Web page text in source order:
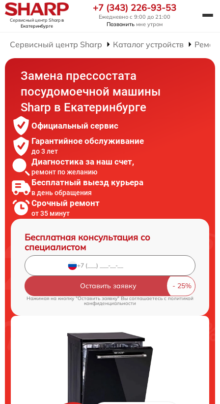
Сервисный центр Sharpв
Екатеринбурге
+7 (343) 226-93-53
Ежедневно с 9:00 до 21:00
Позвонить мне утром
Сервисный центр Sharp Каталог устройств
Замена прессостата
посудомоечной машины
Sharp в Екатеринбурге
Официальный сервис
Гарантийное обслуживание
до 3 лет
Диагностика за наш счет,
ремонт по желанию
Бесплатный выезд курьера
в день обращения
Срочный ремонт
от 35 минут
Бесплатная консультация со
специалистом
Оставить заявку
Нажимая на кнопку "Оставить заявку" Вы соглашаетесь cполитикой
конфиденциальности